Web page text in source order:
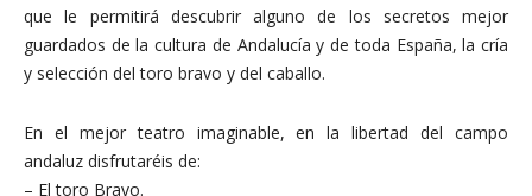
que le permitirá descubrir alguno de los secretos mejor
guardados de la cultura de Andalucía y de toda España, la cría
y selección del toro bravo y del caballo.
En el mejor teatro imaginable, en la libertad del campo
andaluz disfrutaréis de:
– El toro Bravo.